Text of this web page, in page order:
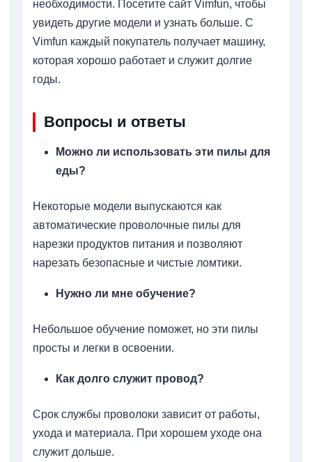
необходимости. Посетите сайт Vimfun, чтобы
увидеть другие модели и узнать больше. С
Vimfun каждый покупатель получает машину,
которая хорошо работает и служит долгие
годы.
Вопросы и ответы
Можно ли использовать эти пилы для
еды?
Некоторые модели выпускаются как
автоматические проволочные пилы для
нарезки продуктов питания и позволяют
нарезать безопасные и чистые ломтики.
Нужно ли мне обучение?
Небольшое обучение поможет, но эти пилы
просты и легки в освоении.
Как долго служит провод?
Срок службы проволоки зависит от работы,
ухода и материала. При хорошем уходе она
служит дольше.